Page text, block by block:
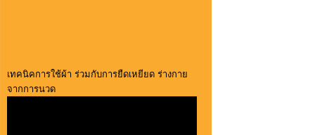
เทคนิคการใช้ผ้า ร่วมกับการยืดเหยียด ร่างกาย
จากการนวด